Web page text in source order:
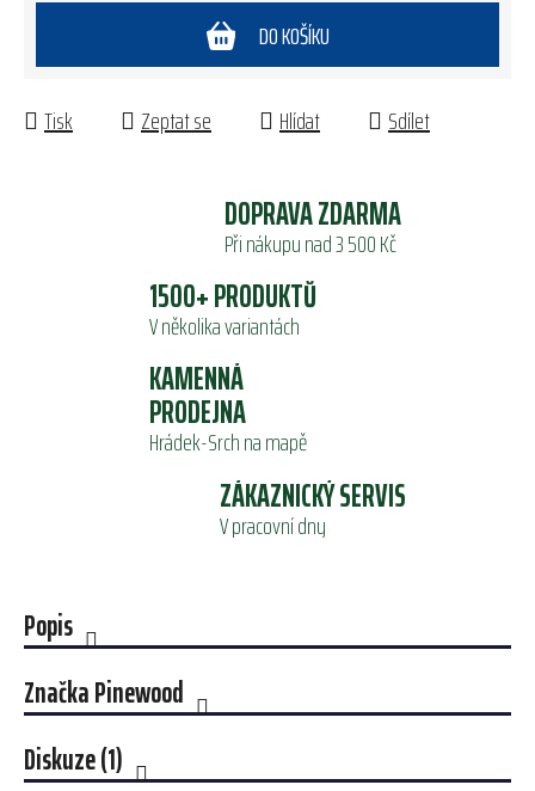
DO KOŠÍKU
Tisk Zeptat se Hlídat Sdílet
DOPRAVA ZDARMA
Při nákupu nad 3 500 Kč
1500+ PRODUKTŮ
V několika variantách
KAMENNÁ
PRODEJNA
Hrádek-Srch na mapě
ZÁKAZNICKÝ SERVIS
V pracovní dny
Popis
ZnačkaPinewood
Diskuze (1)